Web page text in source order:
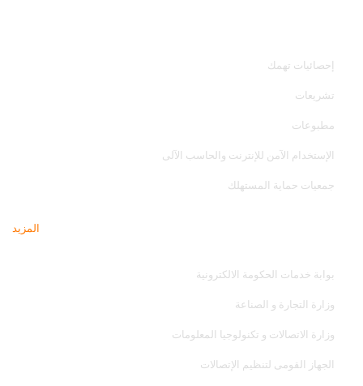
إحصائيات تهمك
تشريعات
مطبوعات
الإستخدام الآمن للإنترنت والحاسب الآلى
جمعيات حماية المستهلك
المزيد
بوابة خدمات الحكومة الالكترونية
وزارة التجارة و الصناعة
وزارة الاتصالات و تكنولوجيا المعلومات
الجهاز القومى لتنظيم الإتصالات